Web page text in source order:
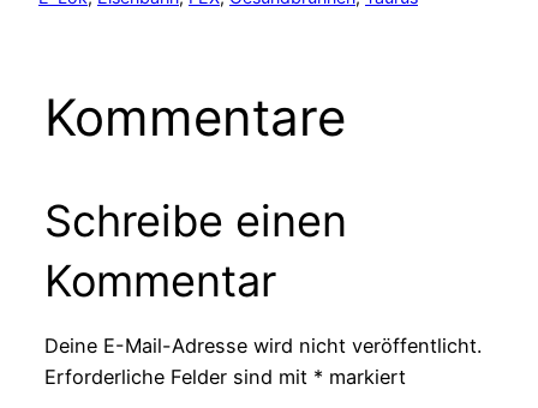
Kommentare
Schreibe einen
Kommentar
Deine E-Mail-Adresse wird nicht veröffentlicht.
Erforderliche Felder sind mit * markiert